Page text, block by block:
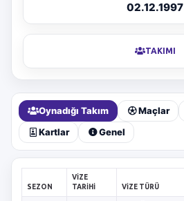
02.12.1997
TAKIMI
Oynadığı Takım Maçlar
Kartlar
Genel
SEZON
VIZE
TARIHI
VIZE TÜRÜ